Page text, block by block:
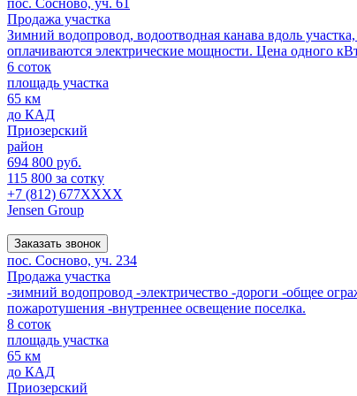
Продажа участка
Зимний водопровод, водоотводная канава вдоль
оплачиваются электрические мощности. Цена одного
6 соток
площадь участка
65 км
до КАД
Приозерский
район
694 800 руб.
115 800 за сотку
+7 (812) 677XXXX
Jensen Group
Заказать звонок
пос. Сосново, уч. 234
Продажа участка
-зимний водопровод -электричество -дороги -общее
пожаротушения -внутреннее освещение поселка.
8 соток
площадь участка
65 км
до КАД
Приозерский